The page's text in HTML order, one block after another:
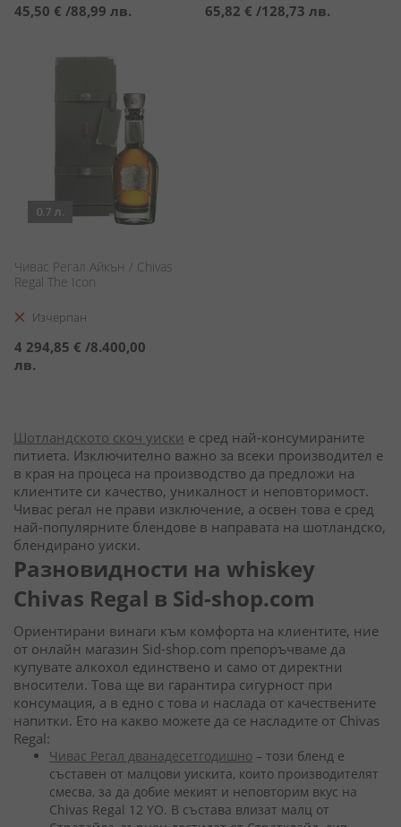
45,50 € /88,99 лв. 65,82 € /128,73 лв.
0.7 л.
Чивас Регал Айкън / Chivas
Regal The Icon
Изчерпан
4 294,85 € /8.400,00
лв.
Шотландското скоч уиски е сред най-консумираните
питиета. Изключително важно за всеки производител е
в края на процеса на производство да предложи на
клиентите си качество, уникалност и неповторимост.
Чивас регал не прави изключение, а освен това е сред
най-популярните блендове в направата на шотландско,
блендирано уиски.
Разновидности на whiskey
Chivas Regal в Sid-shop.com
Ориентирани винаги към комфорта на клиентите, ние
от онлайн магазин Sid-shop.com препоръчваме да
купувате алкохол единствено и само от директни
вносители. Това ще ви гарантира сигурност при
консумация, а в едно с това и наслада от качествените
напитки. Ето на какво можете да се насладите от Chivas
Regal:
Чивас Регал дванадесетгодишно – този бленд е
съставен от малцови уискита, които производителят
смесва, за да добие мекият и неповторим вкус на
Chivas Regal 12 YO. В състава влизат малц от